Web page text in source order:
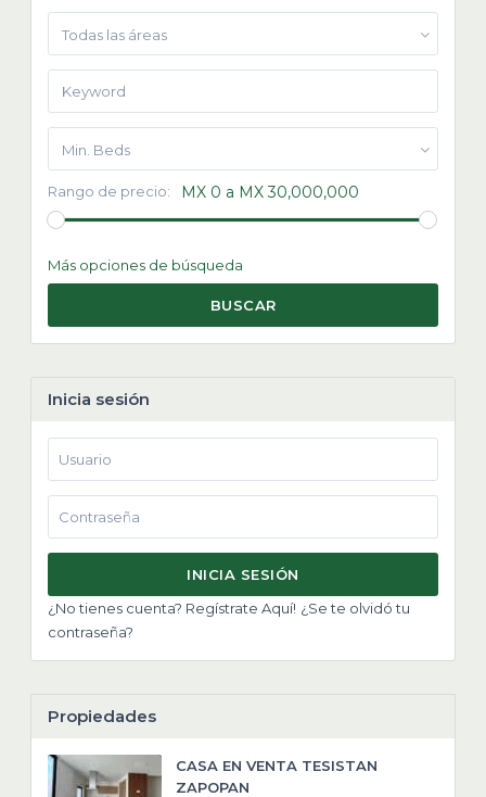
Todas las áreas
Min. Beds
Rango de precio: MX 0 a MX 30,000,000
Más opciones de búsqueda
BUSCAR
Inicia sesión
INICIA SESIÓN
¿No tienes cuenta? Regístrate Aquí! ¿Se te olvidó tu
contraseña?
Propiedades
CASA EN VENTA TESISTAN
ZAPOPAN